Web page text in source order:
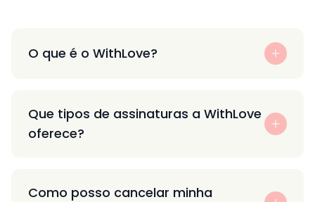
O que é o WithLove?
Que tipos de assinaturas a WithLove
oferece?
Como posso cancelar minha